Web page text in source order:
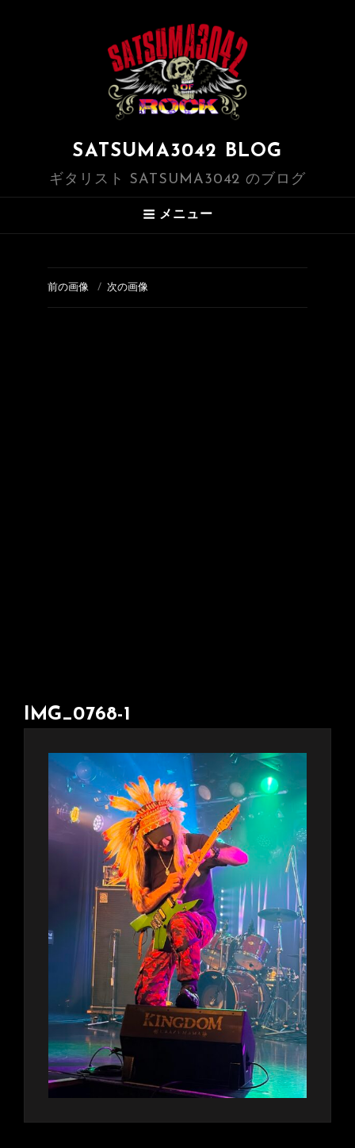
SATSUMA3042 BLOG
ギタリスト SATSUMA3042 のブログ
メニュー
前の画像 次の画像
IMG_0768-1